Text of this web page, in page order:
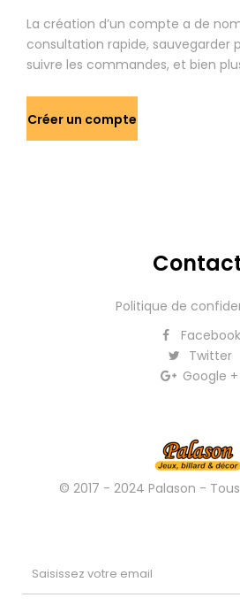
La création d’un compte a de
consultation rapide, sauvegarder
suivre les commandes, et bien
Créer un compte
Politique de
Facebook
Twitter
Google +
© 2017 - 2024 Palason -